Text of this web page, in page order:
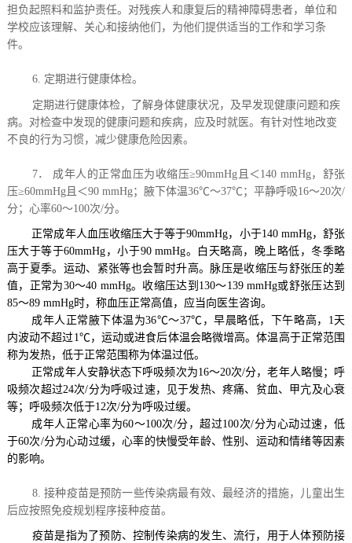
担负起照料和监护责任。对残疾人和康复后的精神障碍患者，单位和
学校应该理解、关心和接纳他们，为他们提供适当的工作和学习条
件。
6. 定期进行健康体检。
定期进行健康体检，了解身体健康状况，及早发现健康问题和疾
病。对检查中发现的健康问题和疾病，应及时就医。有针对性地改变
不良的行为习惯，减少健康危险因素。
7． 成年人的正常血压为收缩压≥90mmHg 且＜140 mmHg，舒张
压≥60mmHg且＜90 mmHg；腋下体温36℃～37℃ ；平静呼吸16～20次/
分；心率60～100次/分。
正常成年人血压收缩压大于等于90mmHg，小于140 mmHg，舒张
压大于等于60mmHg ，小于90 mmHg。白天略高，晚上略低，冬季略
高于夏季。运动、紧张等也会暂时升高。脉压是收缩压与舒张压的差
值，正常为30～40 mmHg。收缩压达到 130～139mmHg或舒张压达到
85～89mmHg时，称血压正常高值，应当向医生咨询。
成年人正常腋下体温为36℃～37℃，早晨略低，下午略高， 1天
内波动不超过1℃，运动或进食后体温会略微增高。体温高于正常范围
称为发热，低于正常范围称为体温过低。
正常成年人安静状态下呼吸频次为16～20次/分，老年人略慢；呼
吸频次超过24次/分为呼吸过速，见于发热、疼痛、贫血、甲亢及心衰
等；呼吸频次低于12次/分为呼吸过缓。
成年人正常心率为60～100次/分，超过100次/分为心动过速，低
于60次/分为心动过缓，心率的快慢受年龄、性别、运动和情绪等因素
的影响。
8. 接种疫苗是预防一些传染病最有效、最经济的措施，儿童出生
后应按照免疫规划程序接种疫苗。
疫苗是指为了预防、控制传染病的发生、流行，用于人体预防接